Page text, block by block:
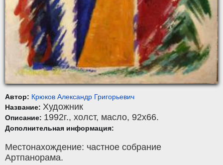
Автор: Крюков Александр Григорьевич
Название: Художник
Описание: 1992г., холст, масло, 92x66.
Дополнительная информация:
Местонахождение: частное собрание
Артпанорама.